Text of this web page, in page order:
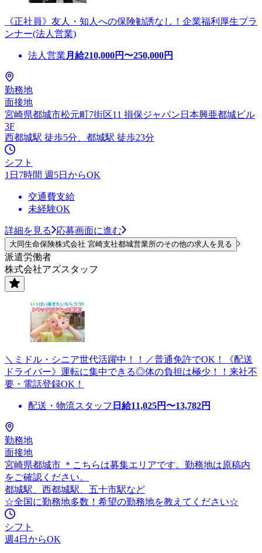
《正社員》友人・知人への保険勧誘なし！企業福利厚生プラ
ンナー(法人営業)
法人営業 月給210,000円〜250,000円
勤務地
面接地
宮崎県都城市松元町7街区11 損保ジャパン日本興亜都城ビル
3F
西都城駅 徒歩5分、都城駅 徒歩23分
シフト
1日7時間 週5日からOK
交通費支給
未経験OK
詳細を見る 応募画面に進む
大同生命保険株式会社 宮崎支社都城営業所のその他の求人を見る
派遣労働者
株式会社アズスタッフ
＼ミドル・シニア世代活躍中！！／普通免許でOK！《配送
ドライバー》運転に集中できる◎体の負担は極少！！来社不
要・電話登録OK！
配送・物流スタッフ 日給11,025円〜13,782円
勤務地
面接地
宮崎県都城市 ＊こちらは募集エリアです。勤務地は原稿内
をご確認ください。
都城駅、西都城駅、五十市駅など
☆全国に勤務地多数！希望の勤務地を教えてください☆
シフト
週4日からOK